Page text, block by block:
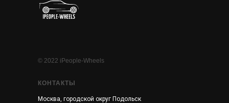
КОНТАКТЫ
Москва, городской округ Подольск
© 2022 iPeople-Wheels